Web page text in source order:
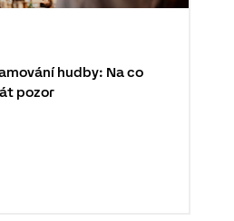
hudby: Na co
pozor